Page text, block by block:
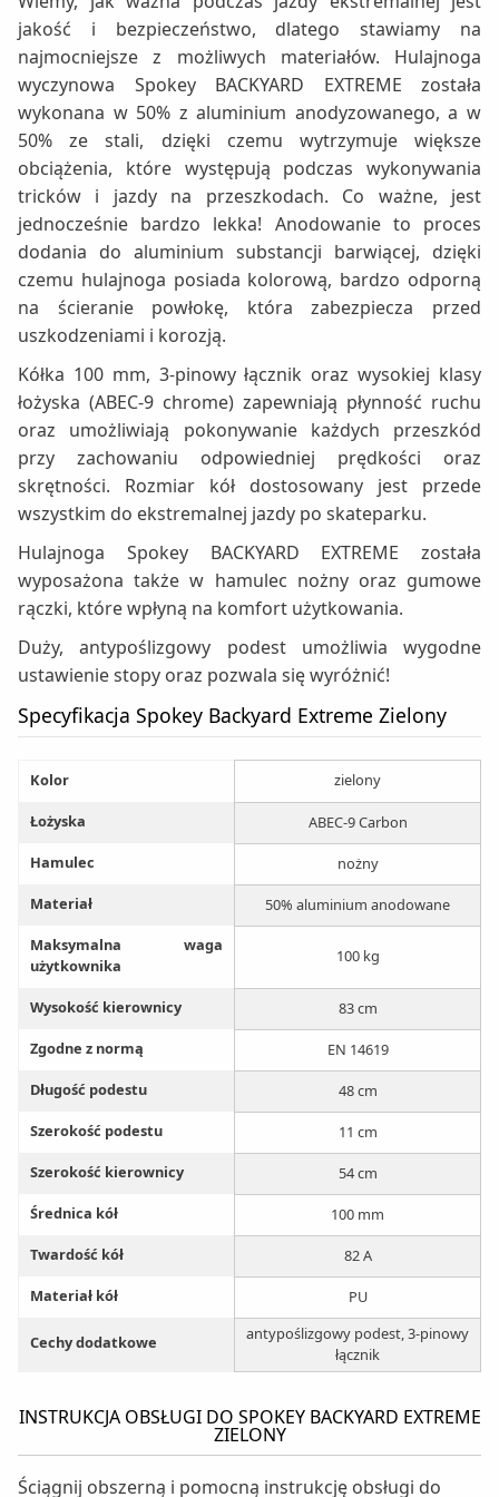
jakość i bezpieczeństwo, dlatego stawiamy na
najmocniejsze z możliwych materiałów. Hulajnoga
wyczynowa Spokey BACKYARD EXTREME została
wykonana w 50% z aluminium anodyzowanego, a w
50% ze stali, dzięki czemu wytrzymuje większe
obciążenia, które występują podczas wykonywania
tricków i jazdy na przeszkodach. Co ważne, jest
jednocześnie bardzo lekka! Anodowanie to proces
dodania do aluminium substancji barwiącej, dzięki
czemu hulajnoga posiada kolorową, bardzo odporną
na ścieranie powłokę, która zabezpiecza przed
uszkodzeniami i korozją.
Kółka 100 mm, 3-pinowy łącznik oraz wysokiej klasy
łożyska (ABEC-9 chrome) zapewniają płynność ruchu
oraz umożliwiają pokonywanie każdych przeszkód
przy zachowaniu odpowiedniej prędkości oraz
skrętności. Rozmiar kół dostosowany jest przede
wszystkim do ekstremalnej jazdy po skateparku.
Hulajnoga Spokey BACKYARD EXTREME została
wyposażona także w hamulec nożny oraz gumowe
rączki, które wpłyną na komfort użytkowania.
Duży, antypoślizgowy podest umożliwia wygodne
ustawienie stopy oraz pozwala się wyróżnić!
Specyfikacja Spokey Backyard Extreme Zielony
Kolor zielony
Łożyska
ABEC-9 Carbon
Hamulec
nożny
Materiał
50% aluminium anodowane
Maksymalna waga
użytkownika
100 kg
Wysokość kierownicy
83 cm
Zgodne z normą
EN 14619
Długość podestu
48 cm
Szerokość podestu
11 cm
Szerokość kierownicy
54 cm
Średnica kół
100 mm
Twardość kół
82 A
Materiał kół
PU
Cechy dodatkowe
antypoślizgowy podest, 3-pinowy
łącznik
INSTRUKCJA OBSŁUGI DO SPOKEY BACKYARD EXTREME
ZIELONY
Ściągnij obszerną i pomocną instrukcję obsługi do